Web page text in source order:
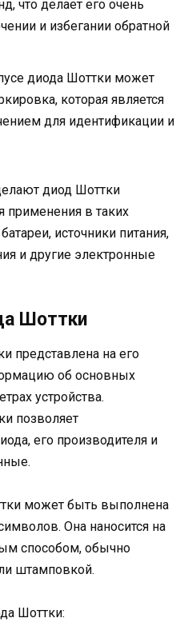
что делает его очень
и избегании обратной
диода Шоттки может
которая является
для идентификации и
диод Шоттки
в таких
источники питания,
и другие электронные
Шоттки
представлена на его
об основных
устройства.
позволяет
его производителя и
может быть выполнена
Она наносится на
способом, обычно
штамповкой.
Шоттки: